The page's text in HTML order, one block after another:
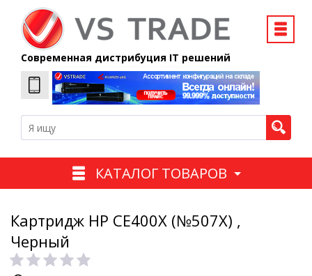
Современная дистрибуция IT решений
КАТАЛОГ ТОВАРОВ
Картридж HP CE400X (№507X) ,
Черный